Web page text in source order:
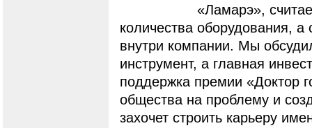
«Ламарэ»,
количества оборудования,
внутри компании. Мы
инструмент, а главная
поддержка премии «Доктор
общества на проблему и
захочет строить карьеру